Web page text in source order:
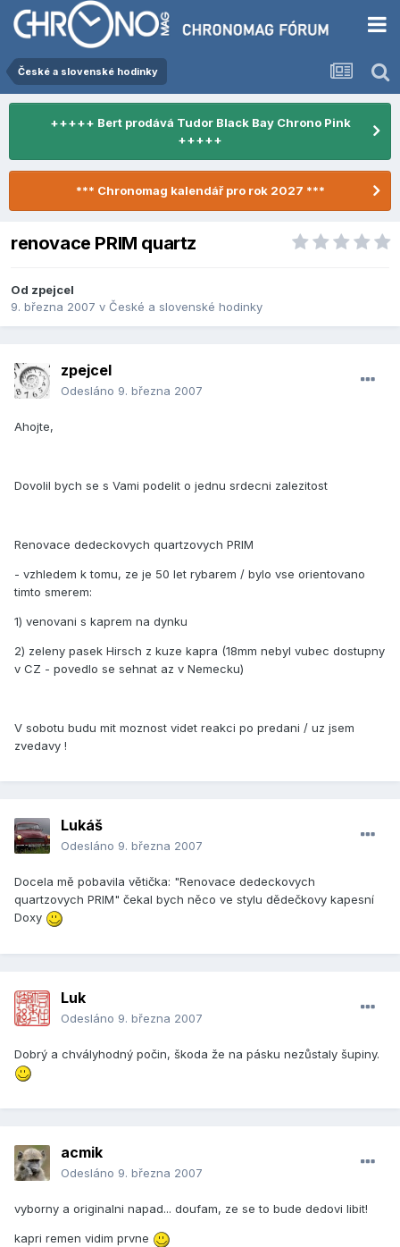
České a slovenské hodinky
+++++ Bert prodává Tudor Black Bay Chrono Pink
+++++
*** Chronomag kalendář pro rok 2027 ***
renovace PRIM quartz
Od zpejcel
9. března 2007 v České a slovenské hodinky
zpejcel
Odesláno 9. března 2007
Ahojte,
Dovolil bych se s Vami podelit o jednu srdecni zalezitost
Renovace dedeckovych quartzovych PRIM
- vzhledem k tomu, ze je 50 let rybarem / bylo vse orientovano
timto smerem:
1) venovani s kaprem na dynku
2) zeleny pasek Hirsch z kuze kapra (18mm nebyl vubec dostupny
v CZ - povedlo se sehnat az v Nemecku)
V sobotu budu mit moznost videt reakci po predani / uz jsem
zvedavy !
Lukáš
Odesláno 9. března 2007
Docela mě pobavila větička: "Renovace dedeckovych
quartzovych PRIM" čekal bych něco ve stylu dědečkovy kapesní
Doxy
Luk
Odesláno 9. března 2007
Dobrý a chvályhodný počin, škoda že na pásku nezůstaly šupiny.
acmik
Odesláno 9. března 2007
vyborny a originalni napad... doufam, ze se to bude dedovi libit!
kapri remen vidim prvne